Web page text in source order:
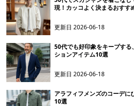
現！カッコよく決まるおすす
更新日2026-06-18
50代でも好印象をキープす
ションアイテム10選
更新日2026-06-18
アラフィフメンズのコーデに
10選